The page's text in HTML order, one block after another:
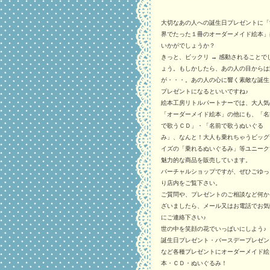
大切なあの人への誕生日プレゼントに
界でたった１冊のオーダーメイド絵本」
いかがでしょうか？
きっと、ビックリ → 感動されることでし
ょう。もしかしたら、あの人の目から
が・・・。あの人の心に響く素敵な誕生
プレゼントになるといいですね♪
絵本工房リトルパートナーでは、大人
「オーダーメイド絵本」の他にも、「
で歌うＣＤ」・「名前で歌うぬいぐる
み」、なんと！大人も乗れちゃうビッ
イズの「乗れるぬいぐるみ」等ユニー
魅力的な商品を販売しています。
バーチャルショップですが、ぜひごゆっ
り店内をご覧下さい。
ご質問や、プレゼントのご相談など何
ざいましたら、メール又はお電話でお
にご連絡下さい♪
世の中を笑顔の花でいっぱいにしよう♪
誕生日プレゼント・バースデープレゼン
など各種プレゼントにオーダーメイド絵
本・ＣＤ・ぬいぐるみ！